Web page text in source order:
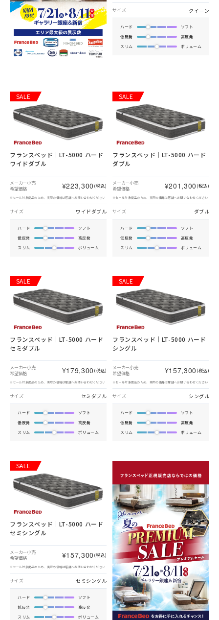
サイズ クイーン
ハード
ソフト
低反発
高反発
スリム
ボリューム
SALE
フランスベッド｜LT-5000 ハード
ワイドダブル
メーカー小売
希望価格
¥223,300 (税込)
※セール対象商品のため、実際の価格は店舗へお問い合わせください
サイズ ワイドダブル
ハード
ソフト
低反発
高反発
スリム
ボリューム
SALE
フランスベッド｜LT-5000 ハード
ダブル
メーカー小売
希望価格
¥201,300 (税込)
※セール対象商品のため、実際の価格は店舗へお問い合わせください
サイズ ダブル
ハード
ソフト
低反発
高反発
スリム
ボリューム
SALE
フランスベッド｜LT-5000 ハード
セミダブル
メーカー小売
希望価格
¥179,300 (税込)
※セール対象商品のため、実際の価格は店舗へお問い合わせください
サイズ セミダブル
ハード
ソフト
低反発
高反発
スリム
ボリューム
SALE
フランスベッド｜LT-5000 ハード
シングル
メーカー小売
希望価格
¥157,300 (税込)
※セール対象商品のため、実際の価格は店舗へお問い合わせください
サイズ シングル
ハード
ソフト
低反発
高反発
スリム
ボリューム
SALE
フランスベッド｜LT-5000 ハード
セミシングル
メーカー小売
希望価格
¥157,300 (税込)
※セール対象商品のため、実際の価格は店舗へお問い合わせください
サイズ セミシングル
ハード
ソフト
低反発
高反発
スリム
ボリューム